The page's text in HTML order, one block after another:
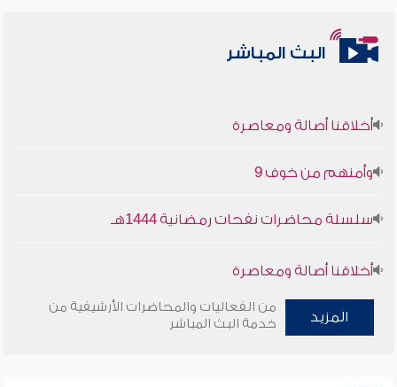
البث المباشر
أخلاقنا أصالة ومعاصرة
وأمنهم من خوف 9
سلسلة محاضرات نفحات رمضانية 1444هـ
أخلاقنا أصالة ومعاصرة
وأمنهم من خوف 9
المزيد
من الفعاليات والمحاضرات الأرشيفية من
خدمة البث المباشر